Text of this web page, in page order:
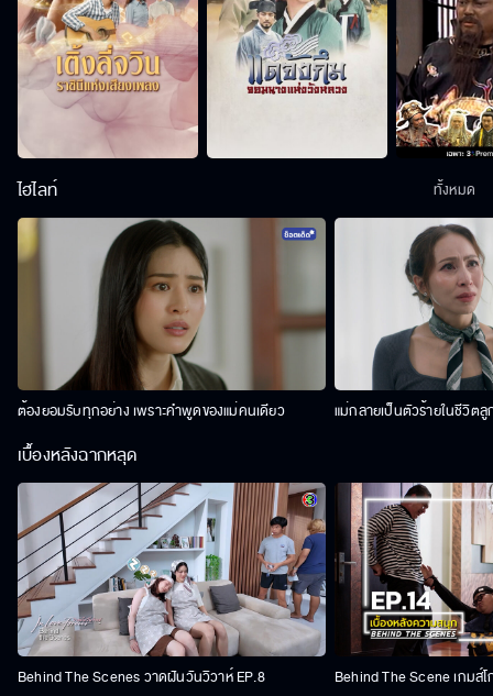
ไฮไลท์
ต้องยอมรับทุกอย่าง เพราะคำพูดของแม่คนเดียว แม่กลายเป็นตัวร้ายในชีวิตลู
ทั้งหมด
เบื้องหลังฉากหลุด
Behind The Scenes วาดฝันวันวิวาห์ EP.8 Behind The Scene เกมส์